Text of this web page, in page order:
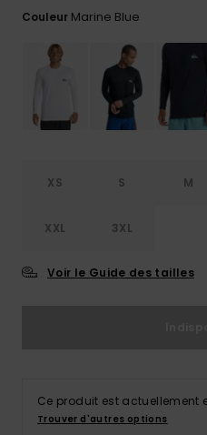
et notre
formulaire
de
contact.
Consulter
la FAQ
Couleur Marine Blue
XS S M
XXL 3XL
Voir le Guide des tailles
Ce produit est actuellement
Trouver d'autres options